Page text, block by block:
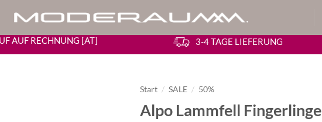
AUF RECHNUNG [AT] 3-4 TAGE LIEFERUNG
Start / SALE / 50%
Alpo Lammfell Fingerlinge